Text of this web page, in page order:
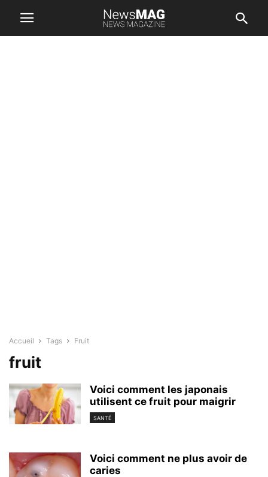
Accueil Tags Fruit
fruit
Voici comment les japonais
utilisent ce fruit pour maigrir
SANTÉ
Voici comment ne plus avoir de
caries